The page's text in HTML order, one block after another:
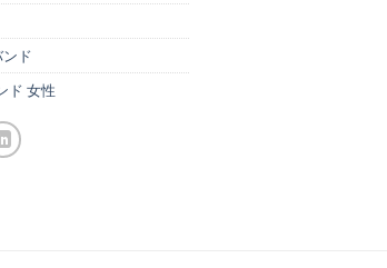
ド
ド 女性